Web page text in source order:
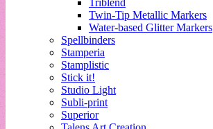
Twin-Tip Metallic Markers
Water-based Glitter Markers
Spellbinders
Stamperia
Stamplistic
Stick it!
Studio Light
Subli-print
Superior